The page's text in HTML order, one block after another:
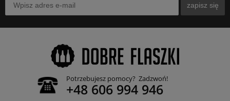
zapisz się
Potrzebujesz pomocy? Zadzwoń!
+48 606 994 946